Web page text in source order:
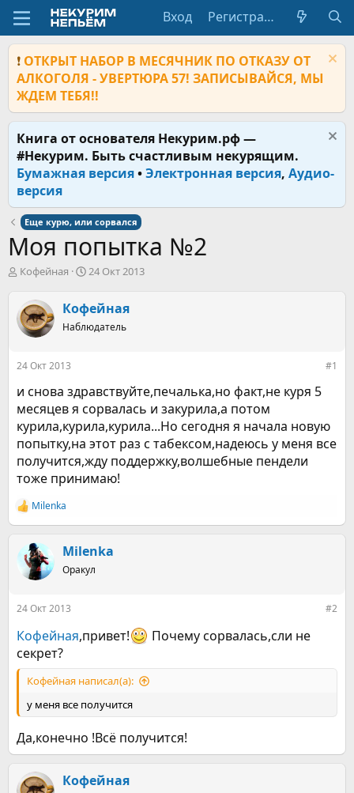
Вход Регистрация
❗ ОТКРЫТ НАБОР В МЕСЯЧНИК ПО ОТКАЗУ ОТ
АЛКОГОЛЯ - УВЕРТЮРА 57! ЗАПИСЫВАЙСЯ, МЫ
ЖДЕМ ТЕБЯ!!
Книга от основателя Некурим.рф —
#Некурим. Быть счастливым некурящим.
Бумажная версия•Электронная версия, Аудио-
версия
Еще курю, или сорвался
Моя попытка №2
А
о
р
м
Кофейная
Д
а
н
а
24 Окт 2013
Кофейная
Наблюдатель
24 Окт 2013 #1
и снова здравствуйте,печалька,но факт,не куря 5
месяцев я сорвалась и закурила,а потом
курила,курила,курила...Но сегодня я начала новую
попытку,на этот раз с табексом,надеюсь у меня все
получится,жду поддержку,волшебные пендели
тоже принимаю!
Р
е
к
ц
Milenka
Milenka
Оракул
24 Окт 2013 #2
Кофейная,привет!
Почему сорвалась,сли не
секрет?
Кофейная написал(а):
у меня все получится
Да,конечно !Всё получится!
Кофейная